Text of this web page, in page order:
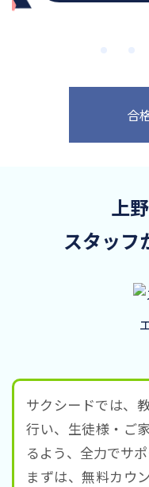
合
上
スタッフ
サクシードでは、
行い、生徒様・ご
るよう、全力でサ
まずは、無料カウ